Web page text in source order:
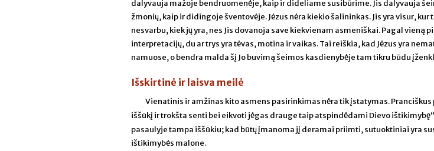
dalyvauja mažoje bendruomenėje, kaip ir dideliame susibūrime. Jis dalyvauja
žmonių, kaip ir didingoje šventovėje. Jėzus nėra kiekio šalininkas. Jis yra visur,
nesvarbu, kiek jų yra, nes Jis dovanoja save kiekvienam asmeniškai. Pagal vieną
interpretacijų, du ar trys yra tėvas, motina ir vaikas. Tai reiškia, kad Jėzus yra
namuose, o bendra malda šį Jo buvimą šeimos kasdienybėje tam tikru būdu
Išskirtinė ir laisva meilė
Vienatinis ir amžinas kito asmens pasirinkimas nėra tik įstatymas.
iššūkį ir trokšta senti bei eikvoti jėgas drauge taip atspindėdami Dievo
pasaulyje tampa iššūkiu; kad būtų įmanoma jį deramai priimti, sutuoktiniai yra
ištikimybės malone.